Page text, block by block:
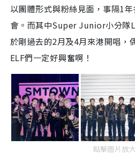
以團體形式與粉絲見面，事隔1
會。而其中Super Junior小分隊
於剛過去的2月及4月來港開唱，
ELF們一定好興奮啊！
點擊圖片放大